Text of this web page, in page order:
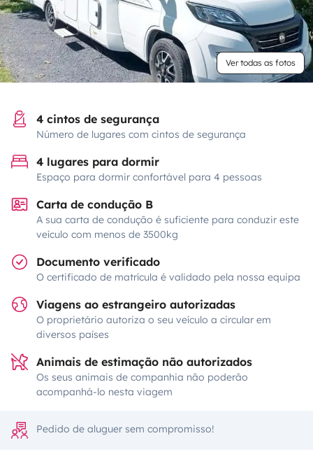
Ver todas as fotos
4 cintos de segurança
Número de lugares com cintos de segurança
4 lugares para dormir
Espaço para dormir confortável para 4 pessoas
Carta de condução B
A sua carta de condução é suficiente para conduzir este
veículo com menos de 3500kg
Documento verificado
O certificado de matrícula é validado pela nossa equipa
Viagens ao estrangeiro autorizadas
O proprietário autoriza o seu veículo a circular em
diversos países
Animais de estimação não autorizados
Os seus animais de companhia não poderão
acompanhá-lo nesta viagem
Pedido de aluguer sem compromisso!